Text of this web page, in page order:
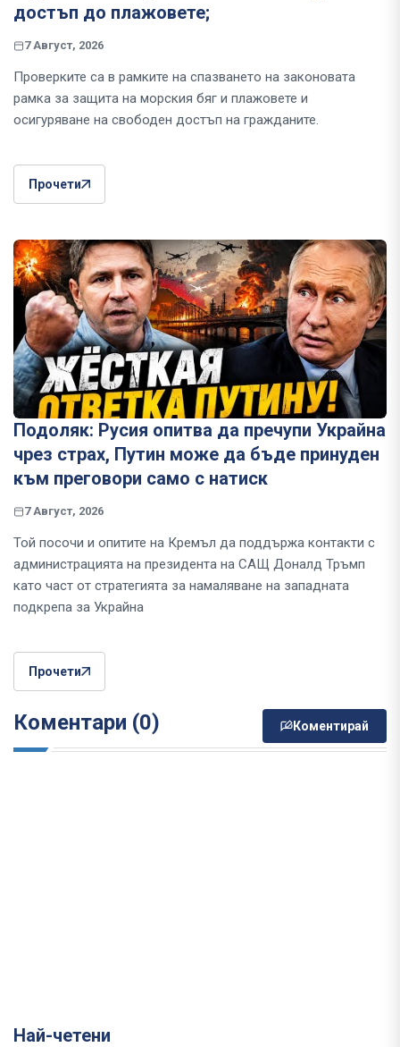
достъп до плажовете;
7 Август, 2026
Проверките са в рамките на спазването на законовата
рамка за защита на морския бяг и плажовете и
осигуряване на свободен достъп на гражданите.
Прочети
Подоляк: Русия опитва да пречупи Украйна
чрез страх, Путин може да бъде принуден
към преговори само с натиск
7 Август, 2026
Той посочи и опитите на Кремъл да поддържа контакти с
администрацията на президента на САЩ Доналд Тръмп
като част от стратегията за намаляване на западната
подкрепа за Украйна
Прочети
Коментари (0) Коментирай
Най-четени